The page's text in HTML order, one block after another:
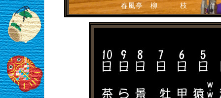
春風亭 柳 枝